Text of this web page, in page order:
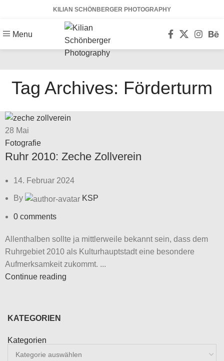
KILIAN SCHÖNBERGER PHOTOGRAPHY
Menu
Tag Archives: Förderturm
28 Mai
Fotografie
Ruhr 2010: Zeche Zollverein
14. Februar 2024
By KSP
0 comments
Allenthalben sollte ja mittlerweile bekannt sein, dass dem
Ruhrgebiet 2010 als Kulturhauptstadt eine besondere
Aufmerksamkeit zukommt. ...
Continue reading
KATEGORIEN
Kategorien